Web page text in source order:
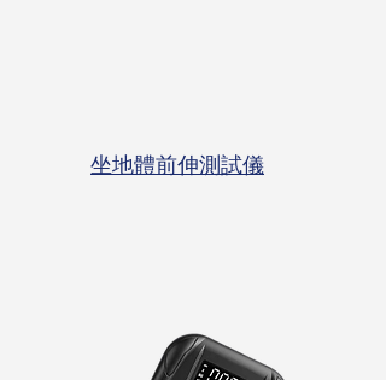
坐地體前伸測試儀